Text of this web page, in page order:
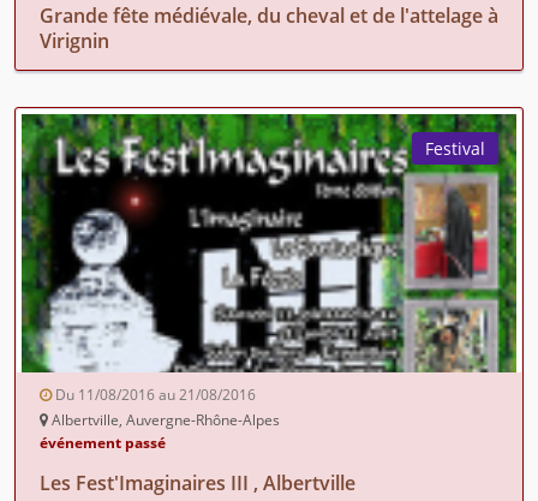
Grande fête médiévale, du cheval et de l'attelage à
Virignin
Festival
Du 11/08/2016 au 21/08/2016
Albertville, Auvergne-Rhône-Alpes
événement passé
Les Fest'Imaginaires III , Albertville